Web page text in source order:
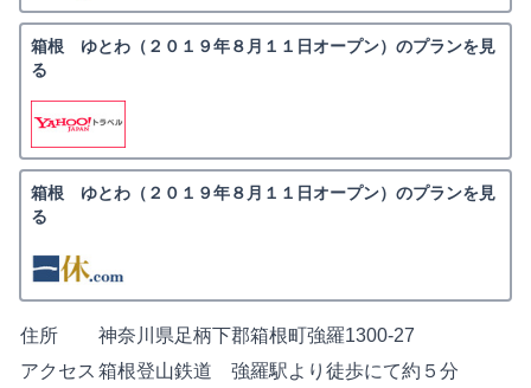
箱根 ゆとわ（２０１９年８月１１日オープン）のプランを見
る
箱根 ゆとわ（２０１９年８月１１日オープン）のプランを見
る
住所
神奈川県足柄下郡箱根町強羅1300-27
アクセス 箱根登山鉄道 強羅駅より徒歩にて約５分